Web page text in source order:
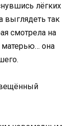
лёгких
выглядеть так
смотрела на
она